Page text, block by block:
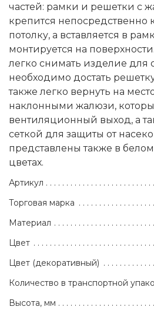
частей: рамки и решетки с
крепится непосредственно
потолку, а вставляется в
монтируется на
легко снимать изделие для
необходимо достать
также легко вернуть на
наклонными жалюзи,
вентиляционный выход, а
сеткой для защиты от
представлены также в
цветах.
Артикул
Торговая марка
Материал
Цвет
Цвет (декоративный)
Количество в транспортной
Высота, мм